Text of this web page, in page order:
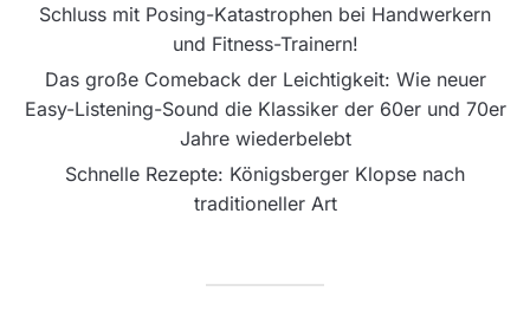
Schluss mit Posing-Katastrophen bei Handwerkern
und Fitness-Trainern!
Das große Comeback der Leichtigkeit: Wie neuer
Easy-Listening-Sound die Klassiker der 60er und 70er
Jahre wiederbelebt
Schnelle Rezepte: Königsberger Klopse nach
traditioneller Art